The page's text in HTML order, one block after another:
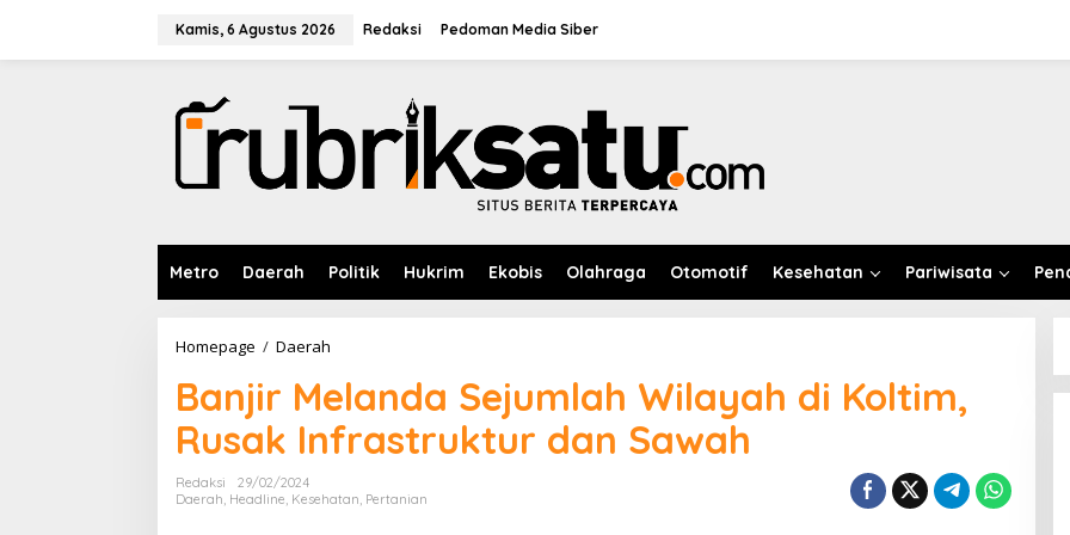
Kamis, 6 Agustus 2026 Redaksi Pedoman Media Siber
Metro Daerah Politik Hukrim Ekobis Olahraga Otomotif Kesehatan Pariwisata
Homepage / Daerah
n
j
i
r
e
Banjir Melanda Sejumlah Wilayah di Koltim,
Rusak Infrastruktur dan Sawah
Redaksi
29/02/2024
Daerah Headline Kesehatan Pertanian